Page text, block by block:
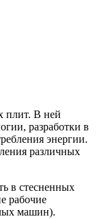
плит. В ней
разработки в
энергии.
различных
в стесненных
рабочие
машин).